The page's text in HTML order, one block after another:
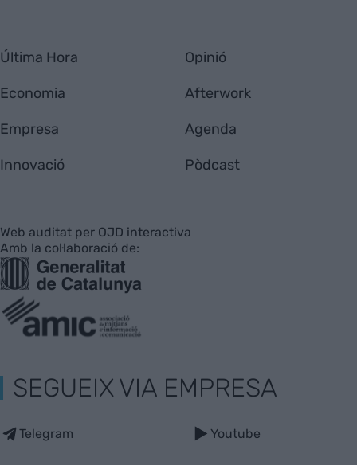
Última Hora
Economia
Empresa
Innovació
Opinió
Afterwork
Agenda
Pòdcast
Web auditat per OJD interactiva
Amb la col·laboració de:
SEGUEIX VIA EMPRESA
Telegram Youtube